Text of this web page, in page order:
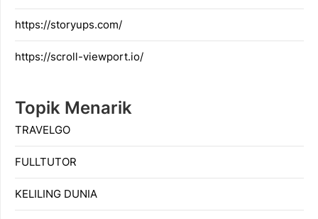
https://storyups.com/
https://scroll-viewport.io/
Topik Menarik
TRAVELGO
FULLTUTOR
KELILING DUNIA